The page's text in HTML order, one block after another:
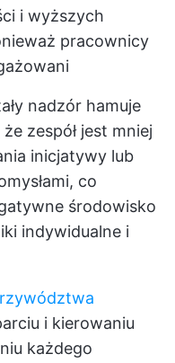
i wyższych
pracownicy
nadzór hamuje
zespół jest mniej
inicjatywy lub
co
środowisko
indywidualne i
i kierowaniu
każdego